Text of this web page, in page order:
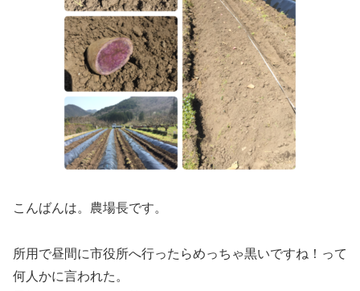
こんばんは。農場長です。
所用で昼間に市役所へ行ったらめっちゃ黒いですね！って
何人かに言われた。